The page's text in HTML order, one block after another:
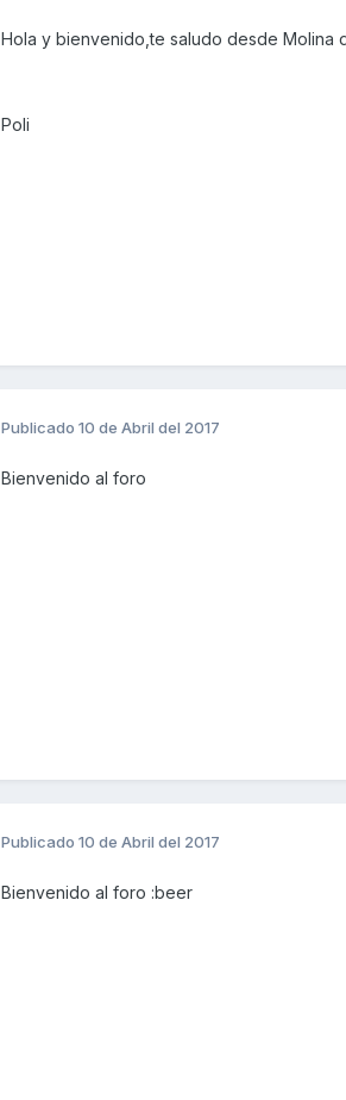
Hola y bienvenido,te saludo desde Molina
Poli
Publicado 10 de Abril del 2017
Bienvenido al foro
Publicado 10 de Abril del 2017
Bienvenido al foro :beer